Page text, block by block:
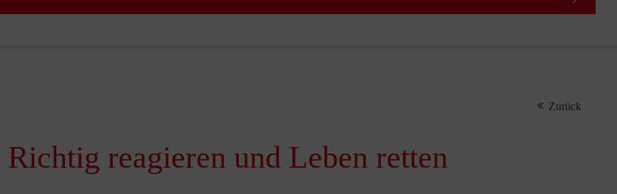
Zurück
reagieren und Leben retten